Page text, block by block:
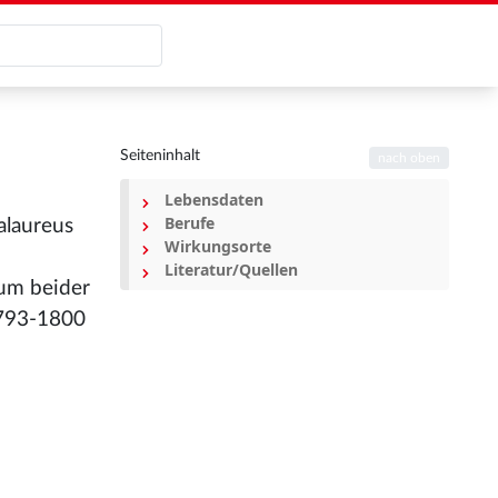
beider
1800
Seiteninhalt
Lebensdaten
Berufe
Wirkungsorte
Literatur/Quellen